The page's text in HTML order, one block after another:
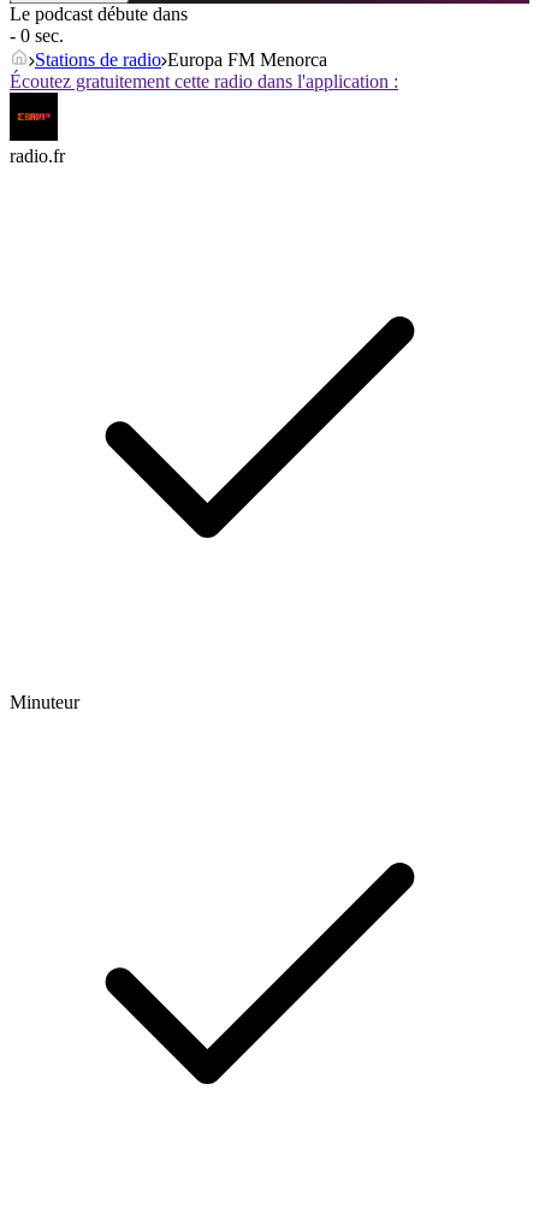
Le podcast débute dans
- 0 sec.
Stations de radio Europa FM Menorca
Écoutez gratuitement cette radio dans l'application :
radio.fr
Minuteur